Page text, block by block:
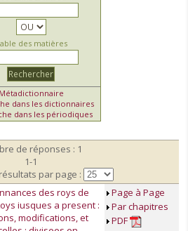
des matières
Métadictionnaire
dans les dictionnaires
dans les périodiques
de réponses : 1
1-1
par page :
des roys de
iusques a present :
modifications, et
Page à Page
Par chapitres
PDF